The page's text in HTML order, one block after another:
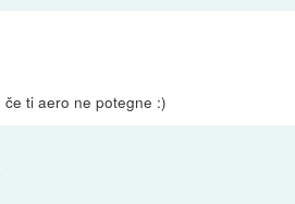
ti aero ne potegne :)